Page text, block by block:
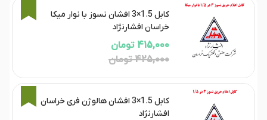
2%
کابل 1.5×3 افشان نسوز با نوار میکا
خراسان افشارنژاد
415,000 تومان
425,000 تومان
3%
کابل 1.5×3 افشان هالوژن فری خراسان
افشارنژاد